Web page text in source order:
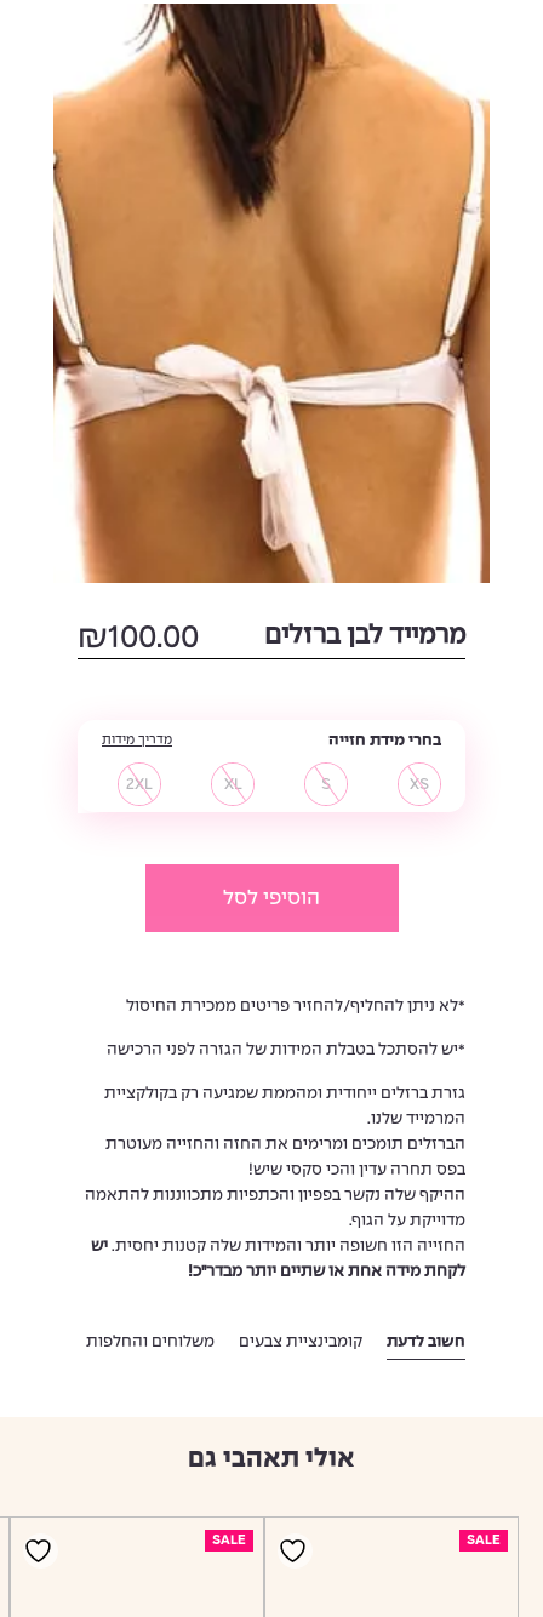
מרמייד לבן ברזלים ₪100.00
בחרי מידת חזייה מדריך מידות
XS
S
XL
2XL
*לא ניתן להחליף/להחזיר פריטים ממכירת החיסול
*יש להסתכל בטבלת המידות של הגזרה לפני הרכישה
גזרת ברזלים ייחודית ומהממת שמגיעה רק בקולקציית
המרמייד שלנו.
הברזלים תומכים ומרימים את החזה והחזייה מעוטרת
בפס תחרה עדין והכי סקסי שיש!
ההיקף שלה נקשר בפפיון והכתפיות מתכווננות להתאמה
מדוייקת על הגוף.
החזייה הזו חשופה יותר והמידות שלה קטנות יחסית. יש
לקחת מידה אחת או שתיים יותר מבדר"כ!
הוסיפי לסל
חשוב לדעת קומבינציית צבעים משלוחים והחלפות
אולי תאהבי גם
SALE
SALE